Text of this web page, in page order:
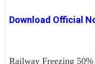
Download Official
Railway Freezing